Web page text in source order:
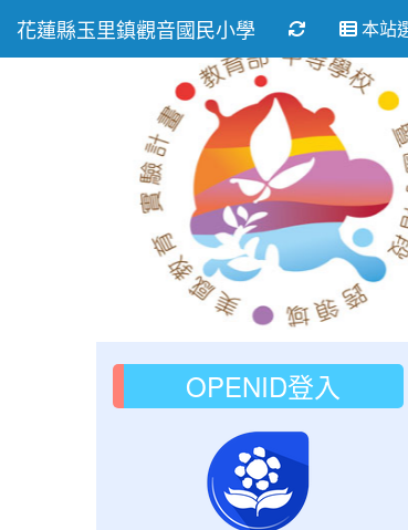
花蓮縣玉里鎮觀音國民小學 重新取得佈
本站
OPENID登入